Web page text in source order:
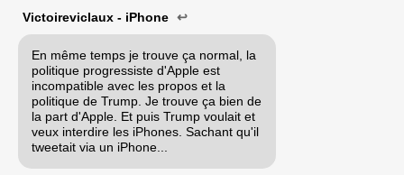
Victoireviclaux - iPhone ↩
En même temps je trouve ça normal, la
politique progressiste d'Apple est
incompatible avec les propos et la
politique de Trump. Je trouve ça bien de
la part d'Apple. Et puis Trump voulait et
veux interdire les iPhones. Sachant qu'il
tweetait via un iPhone...